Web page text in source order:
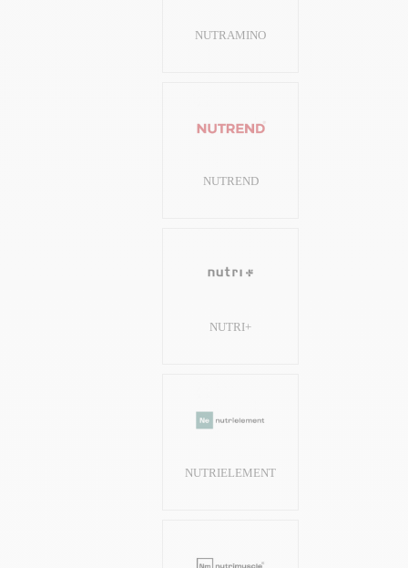
NUTRAMINO
NUTREND
NUTRI+
NUTRIELEMENT